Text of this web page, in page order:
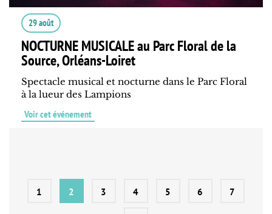
29 août
NOCTURNE MUSICALE au Parc Floral de la
Source, Orléans-Loiret
Spectacle musical et nocturne dans le Parc Floral
à la lueur des Lampions
Voir cet événement
1 2 3 4 5 6 7